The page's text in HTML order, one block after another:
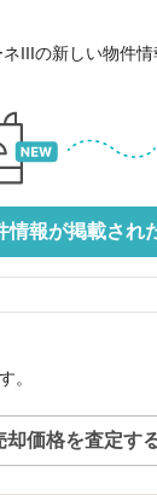
IIIの新しい物件
情報が掲載され
。
価格を査定する